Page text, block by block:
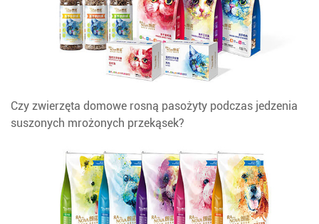
Czy zwierzęta domowe rosną pasożyty podczas jedzenia
suszonych mrożonych przekąsek?